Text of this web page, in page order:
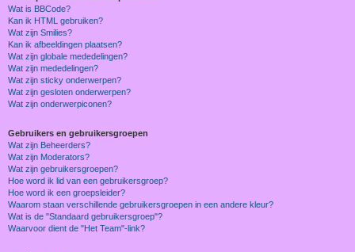
Wat is BBCode?
Kan ik HTML gebruiken?
Wat zijn Smilies?
Kan ik afbeeldingen plaatsen?
Wat zijn globale mededelingen?
Wat zijn mededelingen?
Wat zijn sticky onderwerpen?
Wat zijn gesloten onderwerpen?
Wat zijn onderwerpiconen?
Gebruikers en gebruikersgroepen
Wat zijn Beheerders?
Wat zijn Moderators?
Wat zijn gebruikersgroepen?
Hoe word ik lid van een gebruikersgroep?
Hoe word ik een groepsleider?
Waarom staan verschillende gebruikersgroepen in een andere kleur?
Wat is de "Standaard gebruikersgroep"?
Waarvoor dient de "Het Team"-link?